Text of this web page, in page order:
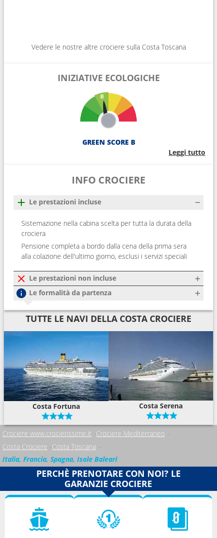
Vedere le nostre altre crociere sulla Costa Toscana
INIZIATIVE ECOLOGICHE
GREEN SCORE B
Leggi tutto
INFO CROCIERE
Le prestazioni incluse
Sistemazione nella cabina scelta per tutta la durata della
crociera
Pensione completa a bordo dalla cena della prima sera
alla colazione dell'ultimo giorno, esclusi i servizi speciali
Le prestazioni non incluse
Le formalità da partenza
TUTTE LE NAVI DELLA COSTA CROCIERE
Costa Fortuna Costa Serena
Crociere www.crocierissime.it Crociere Mediterraneo
Costa Crociere Costa Toscana
Italia, Francia, Spagna, Isole Baleari
PERCHÈ PRENOTARE CON NOI? LE
GARANZIE CROCIERE